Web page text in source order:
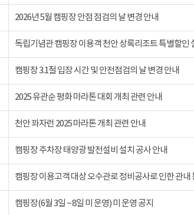
2026년 5월 캠핑장 안점 점검의 날 변경 안내
독립기념관 캠핑장 이용객 천안 상록리조트 특별할인
캠핑장 3.1절 입장 시간 및 안전점검의 날 변경 안내
2025 유관순 평화 마라톤 대회 개최 관련 안내
천안 꽈자런 2025 마라톤 개최 관련 안내
캠핑장 주차장 태양광 발전설비 설치 공사 안내
캠핑장 이용고객 대상 오수관로 정비공사로 인한 관내
캠핑장(6월 3일 ~ 8일 미 운영) 미 운영 공지